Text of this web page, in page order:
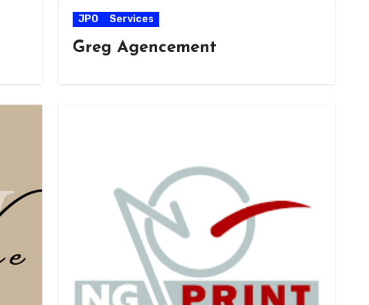
JPO Services
Greg Agencement